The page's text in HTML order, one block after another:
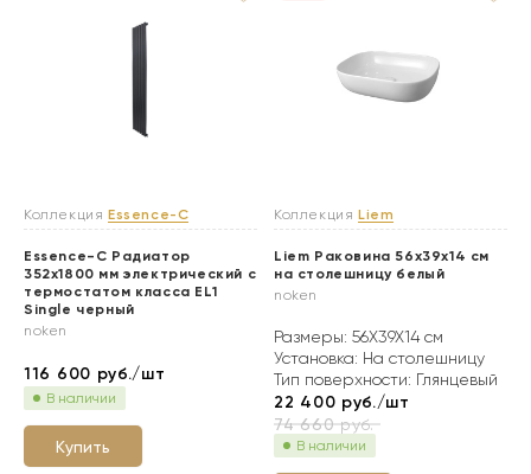
Коллекция Essence-C
Essence-C Радиатор
352х1800 мм электрический с
термостатом класса EL1
Single черный
noken
116 600 руб./шт
В наличии
Купить
Коллекция Liem
Liem Раковина 56х39х14 см
на столешницу белый
noken
Размеры: 56X39X14 см
Установка: На столешницу
Тип поверхности: Глянцевый
22 400 руб./шт
74 660руб.
В наличии